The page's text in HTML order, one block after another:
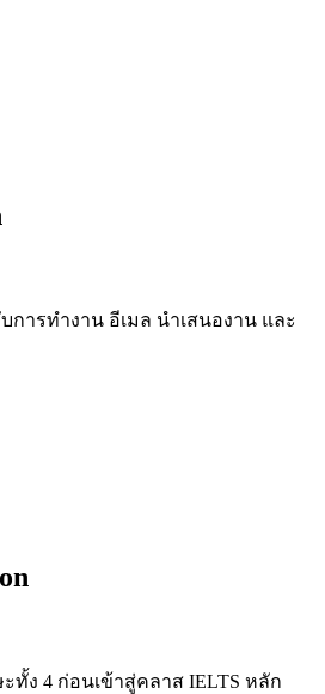
ารทำงาน อีเมล นำเสนองาน และ
ทั้ง 4 ก่อนเข้าสู่คลาส IELTS หลัก